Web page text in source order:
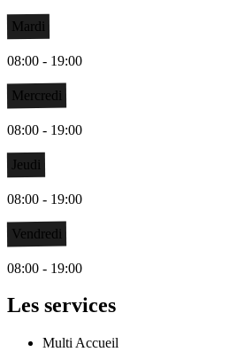
Mardi
08:00 - 19:00
Mercredi
08:00 - 19:00
Jeudi
08:00 - 19:00
Vendredi
08:00 - 19:00
Les services
Multi Accueil